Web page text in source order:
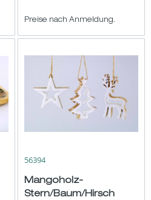
Preise nach Anmeldung.
56394
Mangoholz-
Stern/Baum/Hirsch